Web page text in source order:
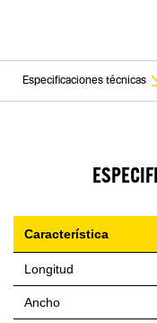
Especificaciones técnicas
Característica
Longitud
Ancho